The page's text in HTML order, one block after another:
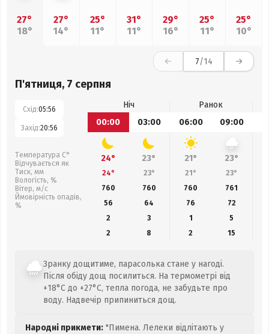
27°
18°
27°
14°
25°
11°
31°
11°
29°
16°
25°
11°
25°
10°
7/14
П'ятниця, 7 серпня
Схід:05:56
Захід:20:56
Температура С°
Відчувається як
Тиск, мм
Вологість, %
Вітер, м/с
Ймовірність опадів,
%
Ніч
Ранок
00:00
03:00 06:00 09:00
24° 23° 21° 23°
24° 23° 21° 23°
760
760 760 761
56
64 76 72
2
3 1
5
2
8 2 15
Зранку дощитиме, парасолька стане у нагоді.
Після обіду дощ посилиться. На термометрі від
+18°C до +27°C, тепла погода, не забудьте про
воду. Надвечір припиниться дощ.
Народні прикмети: "Пимена. Лелеки відлітають у